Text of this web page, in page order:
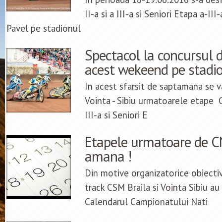
II-a si a III-a si Seniori Etapa a-
Pavel pe stadionul
Spectacol la concursul
acest wekeend pe
In acest sfarsit de saptamana se
Vointa - Sibiu urmatoarele etape
III-a si Seniori E
Etapele urmatoare de
amana !
Din motive organizatorice
track CSM Braila si Vointa Sibiu
Calendarul Campionatului Nati